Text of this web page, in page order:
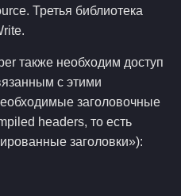
Третья библиотека
также необходим доступ
с этими
заголовочные
headers, то есть
заголовки»):